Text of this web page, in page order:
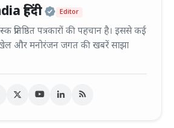
हिंदी Official | Verified
Editor
पत्रकारों की पहचान है। इससे कई
खेल और मनोरंजन जगत की खबरें साझा